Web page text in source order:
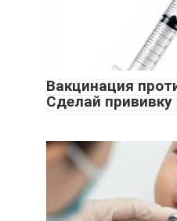
Вакцинация
Сделай прививку